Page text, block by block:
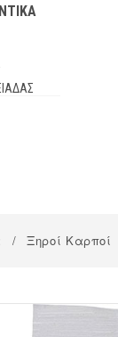
/ Ξηροί Καρποί